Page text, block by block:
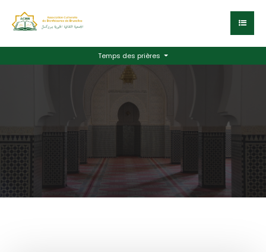
Temps des prières